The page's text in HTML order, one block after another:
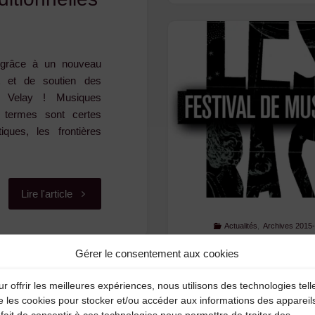
Gérer le consentement aux cookies
offrir les meilleures expériences, nous utilisons des technologies
les cookies pour stocker et/ou accéder aux informations des
à un nouveau
et de soutien des
Velay ! Musiques
sont certes
les frontières
Lire l'article"Le
des
Musiques
Actualités Archives
Les Nuits